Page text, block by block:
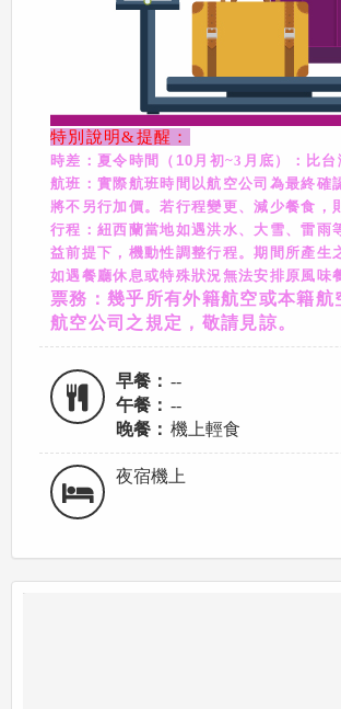
特別說明&提醒：
時差：夏令時間（10 月初~3 月底）：比台
航班：實際航班時間以航空公司為最終
將不另行加價。若行程變更、減少餐食，
行程：紐西蘭當地如遇洪水、大雪、雷
益前提下，機動性調整行程。期間所產生
如遇餐廳休息或特殊狀況無法安排原風
票務：幾乎所有外籍航空或本籍
航空公司之規定，敬請見諒。
早餐： --
午餐： --
晚餐： 機上輕食
夜宿機上